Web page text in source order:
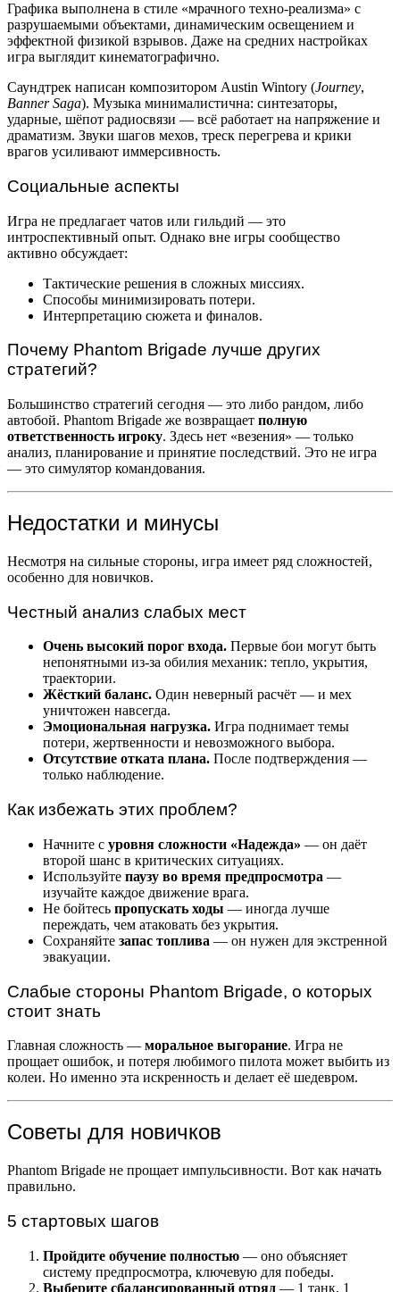
Графика выполнена в стиле «мрачного техно-реализма» с
разрушаемыми объектами, динамическим освещением и
эффектной физикой взрывов. Даже на средних настройках
игра выглядит кинематографично.
Саундтрек написан композитором Austin Wintory (Journey,
Banner Saga). Музыка минималистична: синтезаторы,
ударные, шёпот радиосвязи — всё работает на напряжение и
драматизм. Звуки шагов мехов, треск перегрева и крики
врагов усиливают иммерсивность.
Социальные аспекты
Игра не предлагает чатов или гильдий — это
интроспективный опыт. Однако вне игры сообщество
активно обсуждает:
Тактические решения в сложных миссиях.
Способы минимизировать потери.
Интерпретацию сюжета и финалов.
Почему Phantom Brigade лучше других
стратегий?
Большинство стратегий сегодня — это либо рандом, либо
автобой. Phantom Brigade же возвращает полную
ответственность игроку. Здесь нет «везения» — только
анализ, планирование и принятие последствий. Это не игра
— это симулятор командования.
Недостатки и минусы
Несмотря на сильные стороны, игра имеет ряд сложностей,
особенно для новичков.
Честный анализ слабых мест
Очень высокий порог входа. Первые бои могут быть
непонятными из-за обилия механик: тепло, укрытия,
траектории.
Жёсткий баланс. Один неверный расчёт — и мех
уничтожен навсегда.
Эмоциональная нагрузка. Игра поднимает темы
потери, жертвенности и невозможного выбора.
Отсутствие отката плана. После подтверждения —
только наблюдение.
Как избежать этих проблем?
Начните с уровня сложности «Надежда» — он даёт
второй шанс в критических ситуациях.
Используйте паузу во время предпросмотра —
изучайте каждое движение врага.
Не бойтесь пропускать ходы — иногда лучше
переждать, чем атаковать без укрытия.
Сохраняйте запас топлива — он нужен для экстренной
эвакуации.
Слабые стороны Phantom Brigade, о которых
стоит знать
Главная сложность — моральное выгорание. Игра не
прощает ошибок, и потеря любимого пилота может выбить из
колеи. Но именно эта искренность и делает её шедевром.
Советы для новичков
Phantom Brigade не прощает импульсивности. Вот как начать
правильно.
5 стартовых шагов
Пройдите обучение полностью — оно объясняет
систему предпросмотра, ключевую для победы.
Выберите сбалансированный отряд — 1 танк, 1